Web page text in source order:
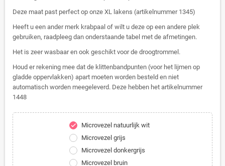
Deze maat past perfect op onze XL lakens (artikelnummer 1345)
Heeft u een ander merk krabpaal of wilt u deze op een andere plek
gebruiken, raadpleeg dan onderstaande tabel met de afmetingen.
Het is zeer wasbaar en ook geschikt voor de droogtrommel.
Houd er rekening mee dat de klittenbandpunten (voor het lijmen op
gladde oppervlakken) apart moeten worden besteld en niet
automatisch worden meegeleverd. Deze hebben het artikelnummer
1448
check
Microvezel natuurlijk wit
Microvezel grijs
Microvezel donkergrijs
Microvezel bruin